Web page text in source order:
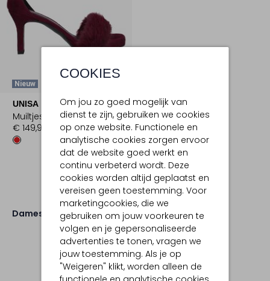
COOKIES
Om jou zo goed mogelijk van
dienst te zijn, gebruiken we cookies
op onze website. Functionele en
analytische cookies zorgen ervoor
dat de website goed werkt en
continu verbeterd wordt. Deze
cookies worden altijd geplaatst en
vereisen geen toestemming. Voor
marketingcookies, die we
gebruiken om jouw voorkeuren te
volgen en je gepersonaliseerde
advertenties te tonen, vragen we
jouw toestemming. Als je op
"Weigeren" klikt, worden alleen de
Nieuw
UNISA
Muiltjes
€ 149,99
Dames Schoenen Hakken